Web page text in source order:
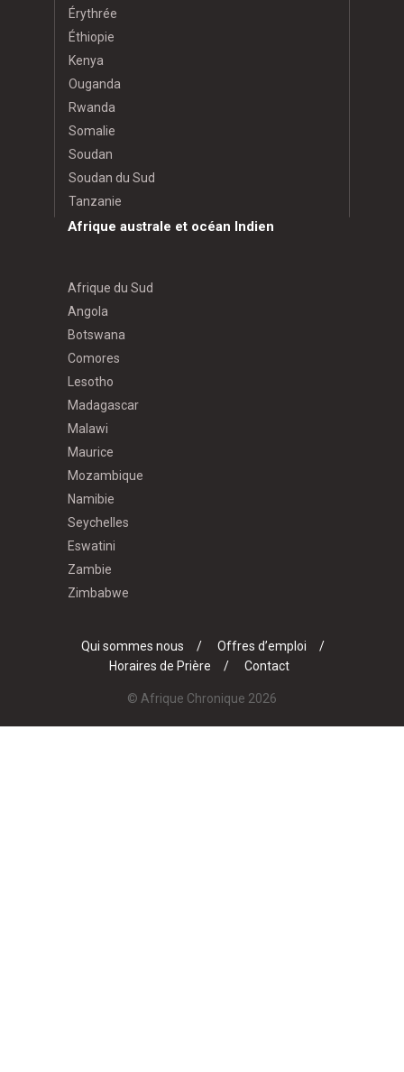
Érythrée
Éthiopie
Kenya
Ouganda
Rwanda
Somalie
Soudan
Soudan du Sud
Tanzanie
Afrique australe et océan Indien
Afrique du Sud
Angola
Botswana
Comores
Lesotho
Madagascar
Malawi
Maurice
Mozambique
Namibie
Seychelles
Eswatini
Zambie
Zimbabwe
Qui sommes nous
Offres d’emploi
Horaires de Prière
Contact
© Afrique Chronique 2026